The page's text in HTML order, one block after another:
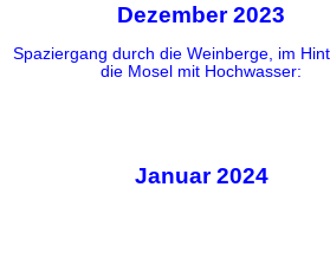
Dezember 2023
Spaziergang durch die Weinberge, im
die Mosel mit Hochwasser:
Januar 2024